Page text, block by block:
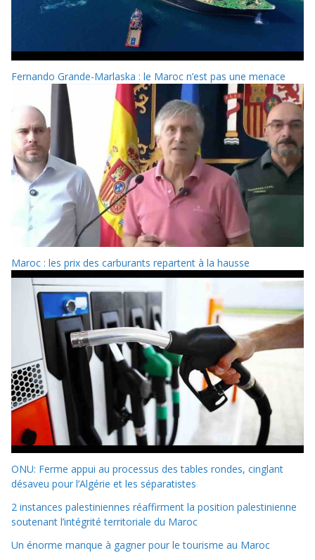
Fernando Grande-Marlaska : le Maroc n’est pas une menace
Maroc : les prix des carburants repartent à la hausse
ONU: Ferme appui au processus des tables rondes, cinglant
désaveu pour l’Algérie et les séparatistes
2 instances palestiniennes réaffirment la position palestinienne
soutenant l’intégrité territoriale du Maroc
Un énorme manque à gagner pour le tourisme au Maroc